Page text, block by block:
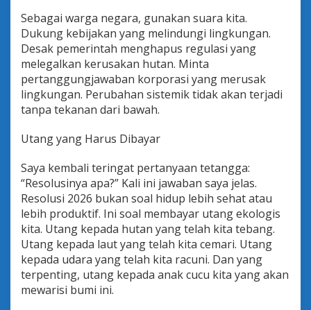
Sebagai warga negara, gunakan suara kita.
Dukung kebijakan yang melindungi lingkungan.
Desak pemerintah menghapus regulasi yang
melegalkan kerusakan hutan. Minta
pertanggungjawaban korporasi yang merusak
lingkungan. Perubahan sistemik tidak akan terjadi
tanpa tekanan dari bawah.
Utang yang Harus Dibayar
Saya kembali teringat pertanyaan tetangga:
“Resolusinya apa?” Kali ini jawaban saya jelas.
Resolusi 2026 bukan soal hidup lebih sehat atau
lebih produktif. Ini soal membayar utang ekologis
kita. Utang kepada hutan yang telah kita tebang.
Utang kepada laut yang telah kita cemari. Utang
kepada udara yang telah kita racuni. Dan yang
terpenting, utang kepada anak cucu kita yang akan
mewarisi bumi ini.